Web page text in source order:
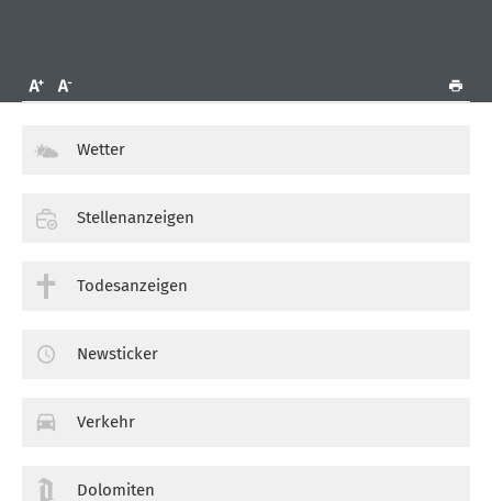
Wetter
Stellenanzeigen
Todesanzeigen
Newsticker
Verkehr
Dolomiten